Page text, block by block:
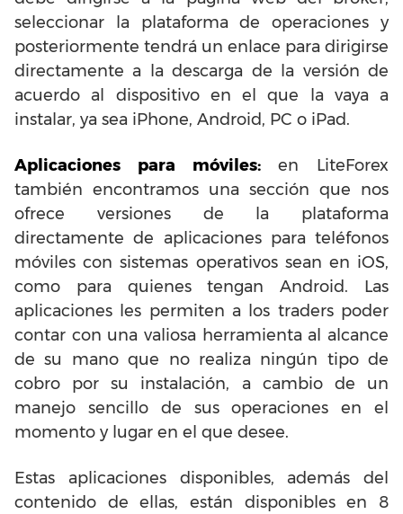
seleccionar la plataforma de operaciones y
posteriormente tendrá un enlace para dirigirse
directamente a la descarga de la versión de
acuerdo al dispositivo en el que la vaya a
instalar, ya sea iPhone, Android, PC o iPad.
Aplicaciones para móviles: en LiteForex
también encontramos una sección que nos
ofrece versiones de la plataforma
directamente de aplicaciones para teléfonos
móviles con sistemas operativos sean en iOS,
como para quienes tengan Android. Las
aplicaciones les permiten a los traders poder
contar con una valiosa herramienta al alcance
de su mano que no realiza ningún tipo de
cobro por su instalación, a cambio de un
manejo sencillo de sus operaciones en el
momento y lugar en el que desee.
Estas aplicaciones disponibles, además del
contenido de ellas, están disponibles en 8